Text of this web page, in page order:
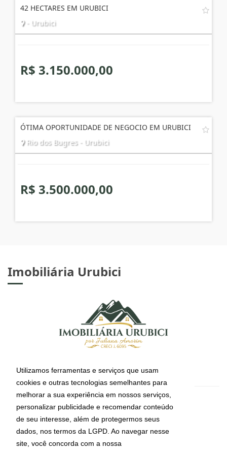
Utilizamos ferramentas e serviços que usam
cookies e outras tecnologias semelhantes para
melhorar a sua experiência em nossos serviços,
personalizar publicidade e recomendar conteúdo
de seu interesse, além de protegermos seus
dados, nos termos da LGPD. Ao navegar nesse
site, você concorda com a nossa
42 HECTARES EM URUBICI
- Urubici
R$ 3.150.000,00
ÓTIMA OPORTUNIDADE DE NEGOCIO EM URUBICI
Rio dos Bugres - Urubici
R$ 3.500.000,00
Imobiliária Urubici
CRECI: J-6095
Informações de Contato
(49) 99112-4491